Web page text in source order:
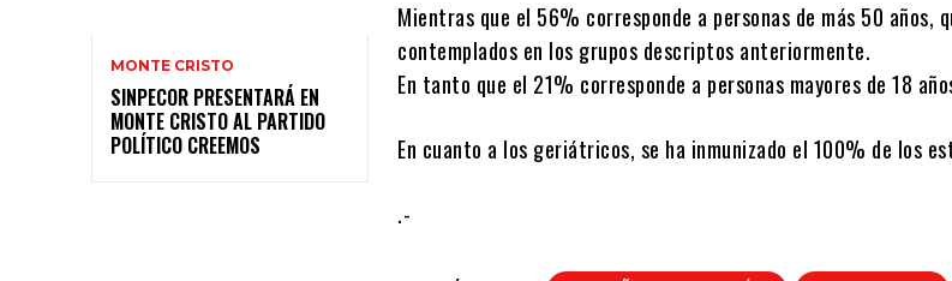
MONTE CRISTO
SINPECOR PRESENTARÁ EN
MONTE CRISTO AL PARTIDO
POLÍTICO CREEMOS
Mientras que el 56% corresponde a personas de más 50 años,
contemplados en los grupos descriptos anteriormente.
En tanto que el 21% corresponde a personas mayores de 18
En cuanto a los geriátricos, se ha inmunizado el 100% de los
.-